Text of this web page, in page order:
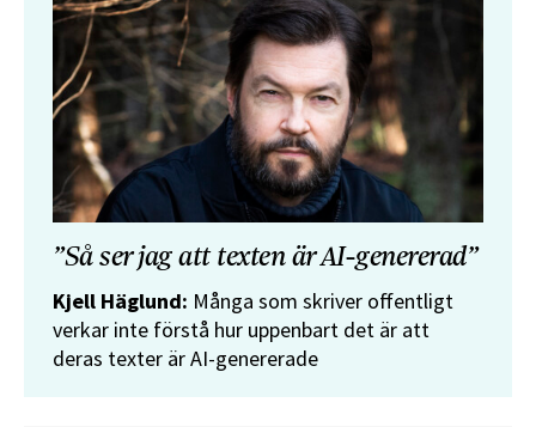
”Så ser jag att texten är AI-genererad”
Kjell Häglund: Många som skriver offentligt
verkar inte förstå hur uppenbart det är att
deras texter är AI-genererade